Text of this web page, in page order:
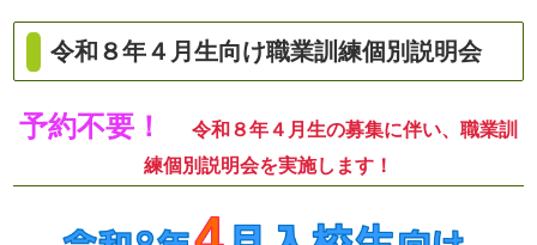
令和８年４月生向け職業訓練個別説明会
予約不要！
令和８年４月生の募集に伴い、職業訓
練個別説明会を実施します！